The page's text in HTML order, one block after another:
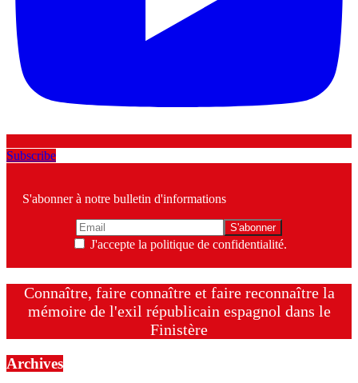
Subscribe
S'abonner à notre bulletin d'informations
J'accepte la politique de confidentialité.
Connaître, faire connaître et faire reconnaître la
mémoire de l'exil républicain espagnol dans le
Finistère
Archives